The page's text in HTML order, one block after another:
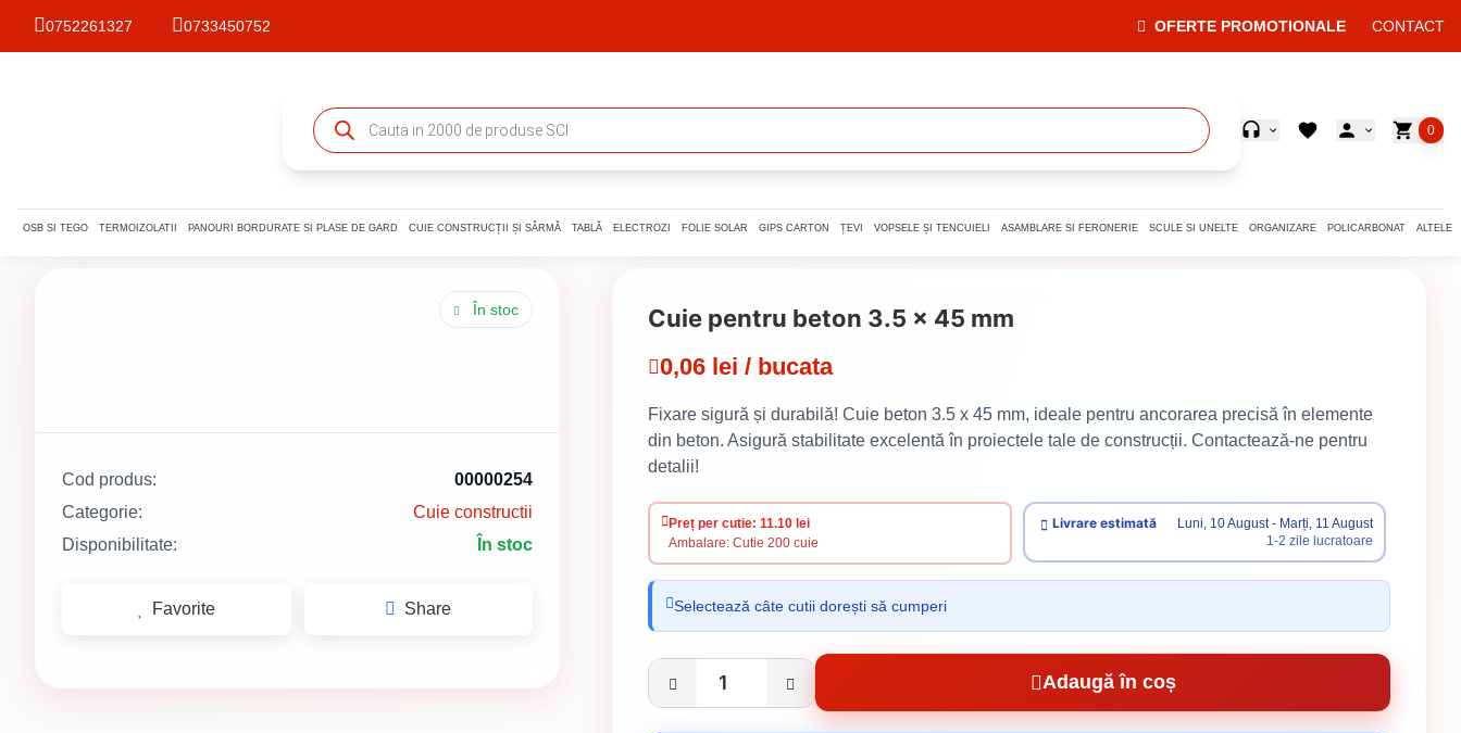
0752261327 0733450752 OFERTE PROMOTIONALE CONTACT
0
OSB SI TEGO TERMOIZOLATII PANOURI BORDURATE SI PLASE DE GARD CUIE CONSTRUCȚII ȘI SÂRMĂ TABLĂ ELECTROZI FOLIE SOLAR GIPS CARTON ȚEVI VOPSELE ȘI TENCUIELI ASAMBLARE SI FERONERIE SCULE SI UNELTE ORGANIZARE POLICARBONAT ALTELE
În stoc
Cod produs:
00000254
Categorie:
Cuie constructii
Disponibilitate:
În stoc
Favorite Share
Cuie pentru beton 3.5 x 45 mm
0,06 lei / bucata
Fixare sigură și durabilă! Cuie beton 3.5 x 45 mm, ideale pentru ancorarea precisă în elemente
din beton. Asigură stabilitate excelentă în proiectele tale de construcții. Contactează-ne pentru
detalii!
Preț per cutie: 11.10 lei
Ambalare: Cutie 200 cuie
Livrare estimată
Luni, 10 August - Marți, 11 August
1-2 zile lucratoare
Selectează câte cutii dorești să cumperi
Adaugă în coș